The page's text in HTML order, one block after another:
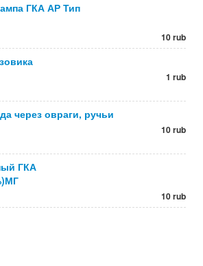
ГКА АР Тип
10 rub
1 rub
через овраги, ручьи
10 rub
ГКА
10 rub